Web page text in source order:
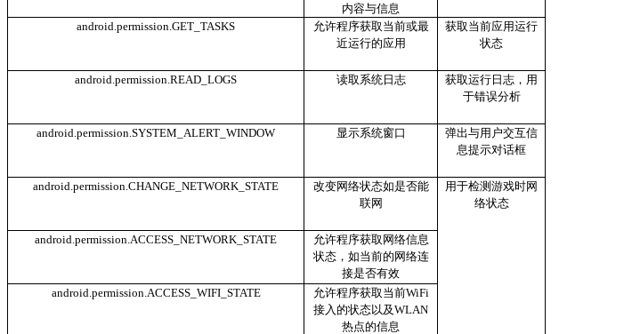
内容与信息
android.permission.GET_TASKS
允许程序获取当前或最
近运行的应用
获取当前应用运行
状态
android.permission.READ_LOGS 读取系统日志
获取运行日志，用
于错误分析
android.permission.SYSTEM_ALERT_WINDOW 显示系统窗口
弹出与用户交互信
息提示对话框
android.permission.CHANGE_NETWORK_STATE
改变网络状态如是否能
联网
用于检测游戏时网
络状态
android.permission.ACCESS_NETWORK_STATE
允许程序获取网络信息
状态，如当前的网络连
接是否有效
android.permission.ACCESS_WIFI_STATE
允许程序获取当前WiFi
接入的状态以及WLAN
热点的信息